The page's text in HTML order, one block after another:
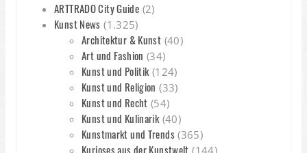
ARTTRADO City Guide (2)
Kunst News (1.325)
Architektur & Kunst (40)
Art und Fashion (34)
Kunst und Politik(124)
Kunst und Religion (33)
Kunst und Recht (54)
Kunst und Kulinarik(40)
Kunstmarkt und Trends(365)
Kurioses aus der Kunstwelt